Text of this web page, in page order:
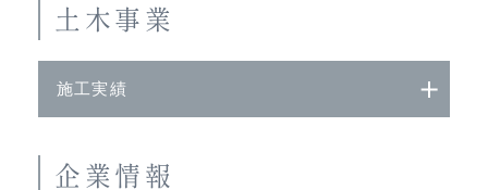
土木事業
施工実績
企業情報